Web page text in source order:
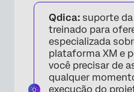
Qdica: suporte
treinado para
especializada
plataforma XM e
você precisar de
qualquer
execução do